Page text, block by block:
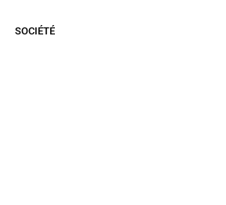
SOCIÉTÉ